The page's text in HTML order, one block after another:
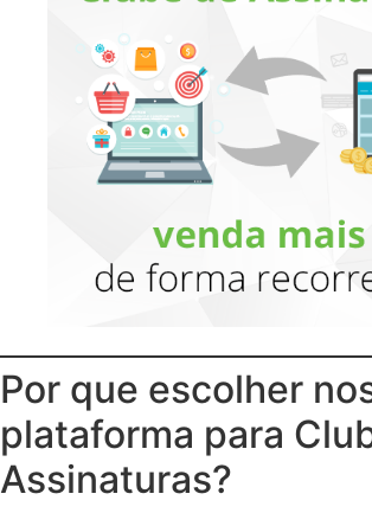
Por que escolher
plataforma para
Assinaturas?